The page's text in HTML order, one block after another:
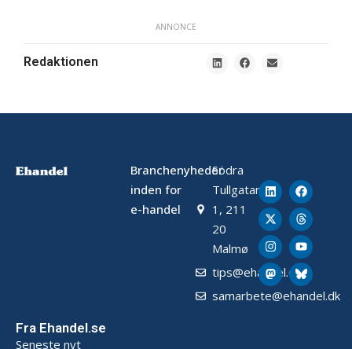
ANNONCE
Redaktionen
Branchenyheder
inden for
e-handel
Södra
Tullgatan
1, 211
20
Malmø
tips@ehandel.dk
samarbete@ehandel.dk
Fra Ehandel.se
Seneste nyt